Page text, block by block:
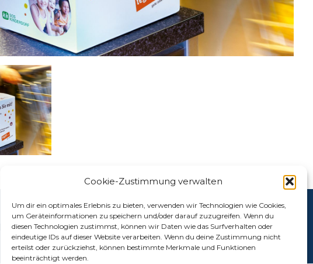
Cookie-Zustimmung verwalten
Um dir ein optimales Erlebnis zu bieten, verwenden wir Technologien wie Cookies,
um Geräteinformationen zu speichern und/oder darauf zuzugreifen. Wenn du
diesen Technologien zustimmst, können wir Daten wie das Surfverhalten oder
eindeutige IDs auf dieser Website verarbeiten. Wenn du deine Zustimmung nicht
erteilst oder zurückziehst, können bestimmte Merkmale und Funktionen
beeinträchtigt werden.